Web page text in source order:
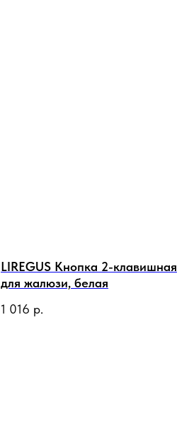
LIREGUS Кнопка 2-клавишная
для жалюзи, белая
1 016 р.